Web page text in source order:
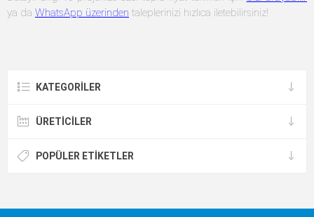
ya da WhatsApp üzerinden taleplerinizi hızlıca iletebilirsiniz!
KATEGORILER
ÜRETICILER
POPÜLER ETIKETLER